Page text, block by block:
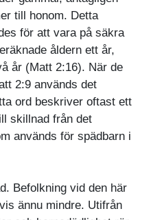
till honom. Detta
för att vara på säkra
åldern ett år,
år (Matt 2:16). När de
2:9 används det
ord beskriver oftast ett
skillnad från det
används för spädbarn i
Befolkning vid den här
ännu mindre. Utifrån